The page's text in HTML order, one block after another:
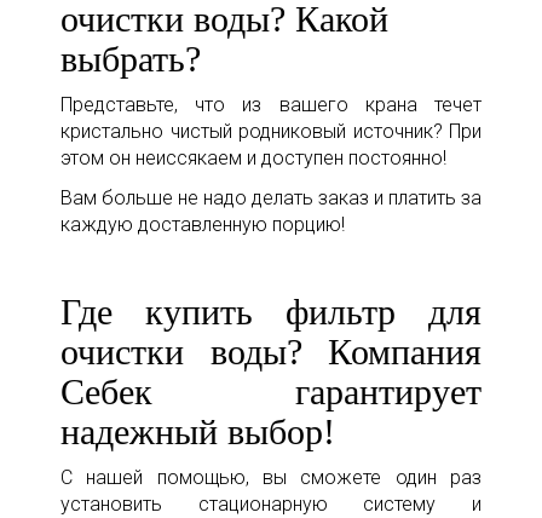
очистки воды? Какой
выбрать?
Представьте, что из вашего крана течет
кристально чистый родниковый источник? При
этом он неиссякаем и доступен постоянно!
Вам больше не надо делать заказ и платить за
каждую доставленную порцию!
Где купить фильтр для
очистки воды? Компания
Себек гарантирует
надежный выбор!
С нашей помощью, вы сможете один раз
установить стационарную систему и